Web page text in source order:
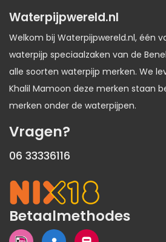
Waterpijpwereld.nl
Welkom bij Waterpijpwereld.nl, één
waterpijp speciaalzaken van de
alle soorten waterpijp merken. We
Khalil Mamoon deze merken staan
merken onder de waterpijpen.
Vragen?
06 33336116
Betaalmethodes